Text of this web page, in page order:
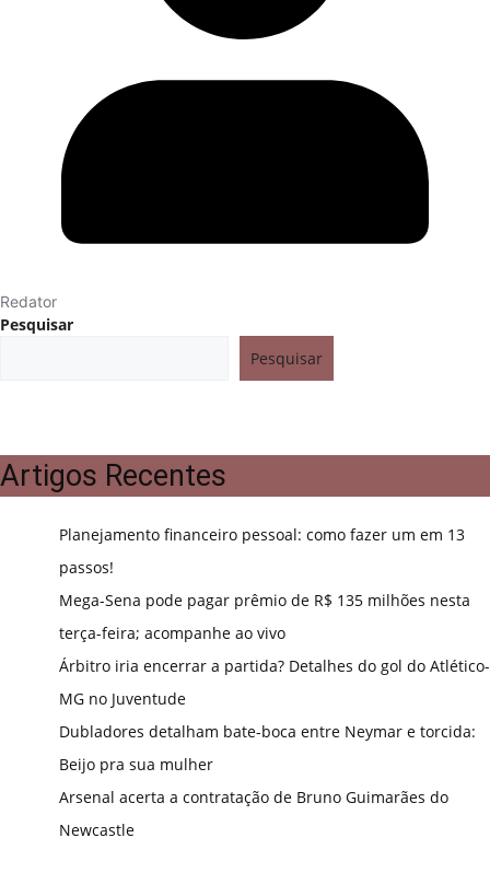
Redator
Pesquisar
Pesquisar
Artigos Recentes
Planejamento financeiro pessoal: como fazer um em 13
passos!
Mega-Sena pode pagar prêmio de R$ 135 milhões nesta
terça-feira; acompanhe ao vivo
Árbitro iria encerrar a partida? Detalhes do gol do Atlético-
MG no Juventude
Dubladores detalham bate-boca entre Neymar e torcida:
Beijo pra sua mulher
Arsenal acerta a contratação de Bruno Guimarães do
Newcastle